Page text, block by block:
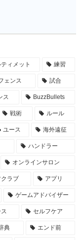
ィメット 練習
ェンス 試合
ス BuzzBullets
戦術 ルール
ユース 海外遠征
ハンドラー
オンラインサロン
ラブ アプリ
ゲームアドバイザー
セルフケア
典 エンド前